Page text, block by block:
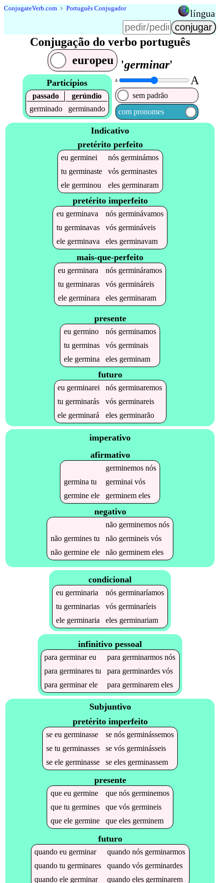
ConjugateVerb.com ﹥ Português Conjugador língua
Conjugação do verbo português
europeu
'germinar'
Particípios
passado
gerúndio
germinado
germinando
A A
sem padrão
com pronomes
Indicativo
pretérito perfeito
eu germinei nós germinámos
tu germinaste vós germinastes
ele germinou eles germinaram
pretérito imperfeito
eu germinava nós germinávamos
tu germinavas vós germináveis
ele germinava eles germinavam
mais-que-perfeito
eu germinara nós germináramos
tu germinaras vós germináreis
ele germinara eles germinaram
presente
eu germino nós germinamos
tu germinas vós germinais
ele germina eles germinam
futuro
eu germinarei nós germinaremos
tu germinarás vós germinareis
ele germinará eles germinarão
imperativo
afirmativo
germinemosnós
germina tu germinai vós
germineele germinemeles
negativo
não germinemosnós
não germinestu não germineisvós
não germineele não germinemeles
condicional
eu germinaria nós germinaríamos
tu germinarias vós germinaríeis
ele germinaria eles germinariam
infinitivo pessoal
para germinareu para germinarmos nós
para germinares tu para germinardes vós
para germinarele para germinarem eles
Subjuntivo
pretérito imperfeito
se eu germinasse se nós germinássemos
se tu germinasses se vós germinásseis
se ele germinasse se eles germinassem
presente
que eu germine que nós germinemos
que tu germines que vós germineis
que ele germine que eles germinem
futuro
quandoeu germinar quandonós germinarmos
quandotu germinares quandovós germinardes
quandoele germinar quandoeles germinarem